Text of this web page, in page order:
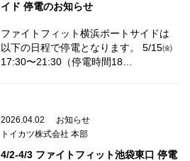
イド 停電のお知らせ
ファイトフィット横浜ポートサイドは
以下の日程で停電となります。 5/15㈮
17:30〜21:30（停電時間18…
2026.04.02
お知らせ
トイカツ株式会社 本部
4/2-4/3 ファイトフィット池袋東口 停電